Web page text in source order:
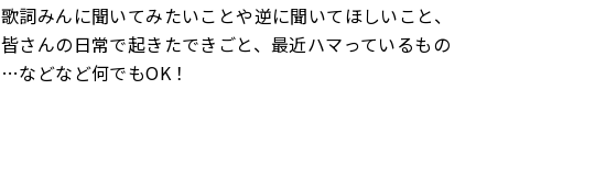
歌詞みんに聞いてみたいことや逆に聞いてほしいこと、
皆さんの日常で起きたできごと、最近ハマっているもの
…などなど何でもOK！